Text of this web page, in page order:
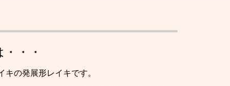
・・
の発展形レイキです。